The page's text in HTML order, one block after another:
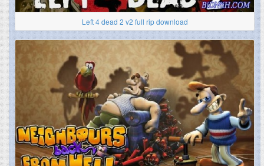
Left 4 dead 2 v2 full rip download